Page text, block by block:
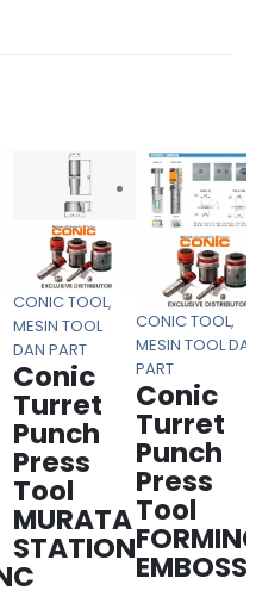
CONIC TOOL,
MESIN TOOL
DAN PART
Conic
Turret
Punch
Press
Tool
MURATA
STATION
C
CONIC TOOL,
MESIN TOOL
PART
Conic
Turret
Punch
Press
Tool
EMBOSS